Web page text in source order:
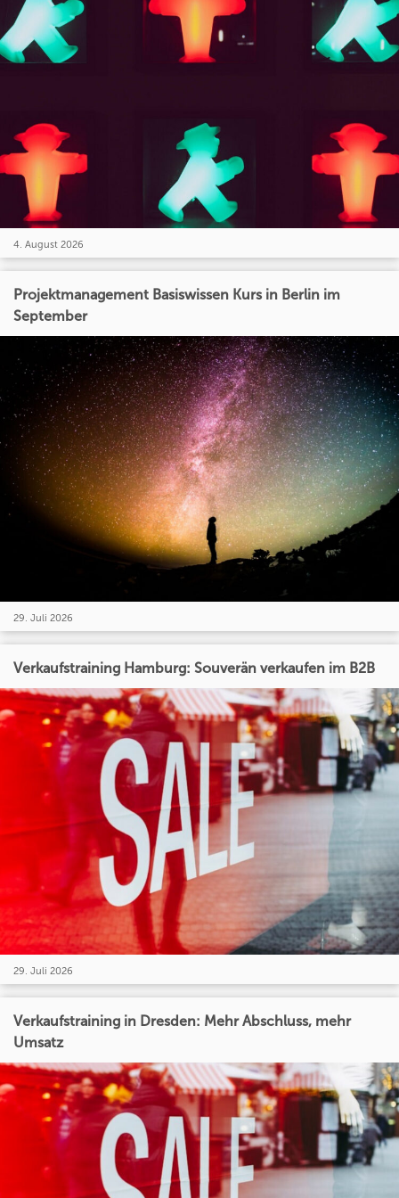
4. August 2026
Projektmanagement Basiswissen Kurs in Berlin im
September
29. Juli 2026
Verkaufstraining Hamburg: Souverän verkaufen im B2B
29. Juli 2026
Verkaufstraining in Dresden: Mehr Abschluss, mehr
Umsatz